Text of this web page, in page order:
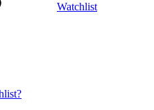
Watchlist